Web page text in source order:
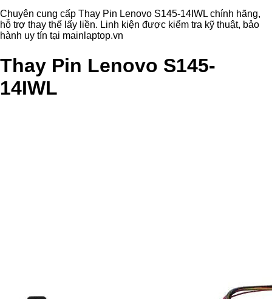
Chuyên cung cấp Thay Pin Lenovo S145-14IWL chính hãng,
hỗ trợ thay thế lấy liền. Linh kiện được kiểm tra kỹ thuật, bảo
hành uy tín tại mainlaptop.vn
Thay Pin Lenovo S145-
14IWL